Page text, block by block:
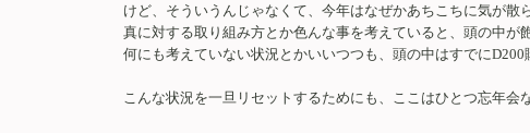
けど、そういうんじゃなくて、今年はなぜかあちこちに気が
真に対する取り組み方とか色んな事を考えていると、頭の中が
何にも考えていない状況とかいいつつも、頭の中はすでに
こんな状況を一旦リセットするためにも、ここはひとつ忘年会